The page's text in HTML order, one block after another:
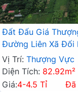
Đất Đấu Giá
Đường Liên Xã Đối
Vị Trí: Thượng Vực
Diện Tích: 82.92m²
Giá:4-4.5 Tỉ Đã